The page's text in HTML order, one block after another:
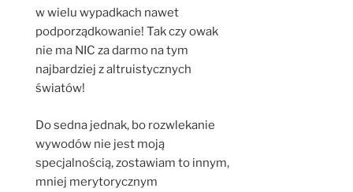
w wielu wypadkach nawet
podporządkowanie! Tak czy owak
nie ma NIC za darmo na tym
najbardziej z altruistycznych
światów!
Do sedna jednak, bo rozwlekanie
wywodów nie jest moją
specjalnością, zostawiam to innym,
mniej merytorycznym